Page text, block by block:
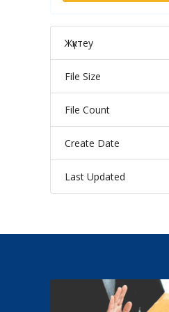
Жүктеу
File Size
File Count
Create Date
Last Updated